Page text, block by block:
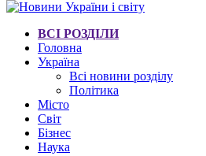
ВСІ РОЗДІЛИ
Головна
Україна
Всі новини розділу
Політика
Місто
Світ
Бізнес
Наука